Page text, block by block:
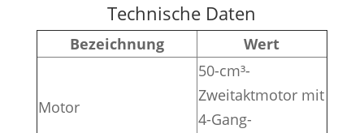
Technische Daten
Bezeichnung Wert
Motor
50-cm³-
Zweitaktmotor mit
4-Gang-